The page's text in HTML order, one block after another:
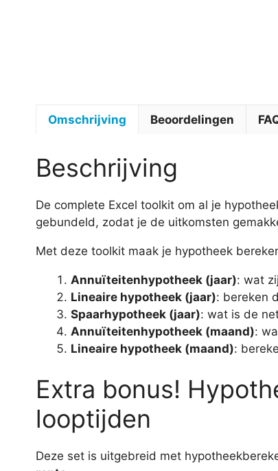
Omschrijving Beoordelingen
Beschrijving
De complete Excel toolkit om al je
gebundeld, zodat je de uitkomsten
Met deze toolkit maak je hypotheek
Annuïteitenhypotheek (jaar): wat
Lineaire hypotheek (jaar): bereken
Spaarhypotheek (jaar): wat is de
Annuïteitenhypotheek (maand):
Lineaire hypotheek (maand):
Extra bonus!
looptijden
Deze set is uitgebreid met